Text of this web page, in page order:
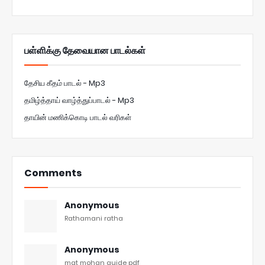
பள்ளிக்கு தேவையான பாடல்கள்
தேசிய கீதம் பாடல் - Mp3
தமிழ்த்தாய் வாழ்த்துப்பாடல் - Mp3
தாயின் மணிக்கொடி பாடல் வரிகள்
Comments
Anonymous
Rathamani ratha
Anonymous
mat mohan guide pdf